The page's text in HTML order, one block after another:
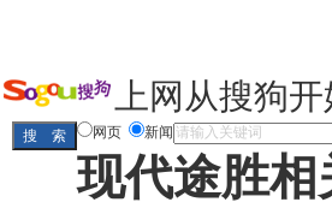
上网从搜狗
网页 新闻
现代途胜相